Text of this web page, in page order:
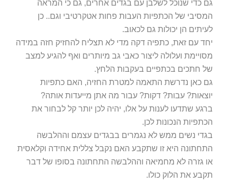
גם כדי שנוכל לשלבן עם בגדים אחרים, גם כי המראה
המסיבי של הכתפיות העבות פחות אטקרטיבי וגם.. כן
לעיתים הן יכולות גם לכאוב.
יחד עם זאת, כתפיה דקה מדי לא תצליח להחזיק חזה במידה
מסויימת ועלולה ליצור כאבי גב מיותרים ואף להגיע למצב
של חתכים בכתפיים בעקבות הלחץ.
גם כאן נדרשת התאמה למטרת החזיה, האם כתפיות
יוצאות? עבות? דקות? עבור מה אתן מייעדות אותה?
ברגע שתדעו לענות על אלו, יהיה לכן יותר קל לבחור את
הכתפיות הנכונות לכן.
בגדי נשים ממש לא נגמרים בבגדים עצמם וההלבשה
התחתונה היא זו שתקבע האם נקבל צללית אחידה וקלאסית
או גזרה לא מחמיאה וההלבשה התחתונה בסופו של דבר
תקבע את הלוק כולו.